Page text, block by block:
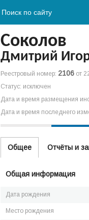
Соколов
Дмитрий
Реестровый номер: 2106 от
Статус: исключен
Дата и время размещения
Дата и время последнего
Общее Отчёты и
Общая информация
Дата рождения
Место рождения